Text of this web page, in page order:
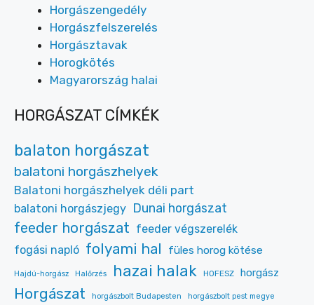
Horgászengedély
Horgászfelszerelés
Horgásztavak
Horogkötés
Magyarország halai
HORGÁSZAT CÍMKÉK
balaton horgászat
balatoni horgászhelyek
Balatoni horgászhelyek déli part
balatoni horgászjegy Dunai horgászat
feeder horgászat feeder végszerelék
fogási napló folyami hal füles horog kötése
Hajdú-horgász Halőrzés hazai halak HOFESZ horgász
Horgászat horgászbolt Budapesten horgászbolt pest megye